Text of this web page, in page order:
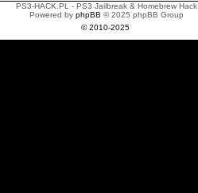
PS3-HACK.PL - PS3 Jailbreak & Homebrew Hack
Powered by phpBB © 2025 phpBB Group
© 2010-2025